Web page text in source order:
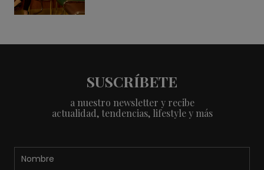
SUSCRÍBETE
a nuestro newsletter y recibe
actualidad, tendencias, lifestyle y más